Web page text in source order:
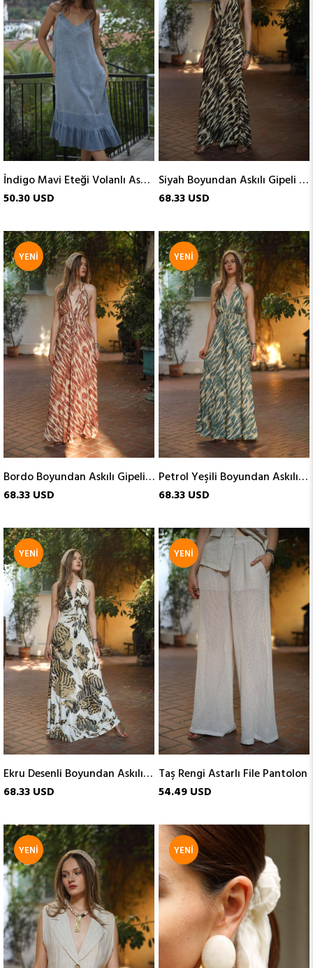
İndigo Mavi Eteği Volanlı Askılı Keten Elbise
50.30 USD
Siyah Boyundan Askılı Gipeli İpek Elbise
68.33 USD
Bordo Boyundan Askılı Gipeli İpek Elbise
68.33 USD
YENI
ÜRÜN
Petrol Yeşili Boyundan Askılı Gipeli İpek Elbise
68.33 USD
YENI
ÜRÜN
Ekru Desenli Boyundan Askılı Gipeli İpek Elbise
68.33 USD
YENI
ÜRÜN
Taş Rengi Astarlı File Pantolon
54.49 USD
YENI
ÜRÜN
YENI
ÜRÜN
YENI
ÜRÜN